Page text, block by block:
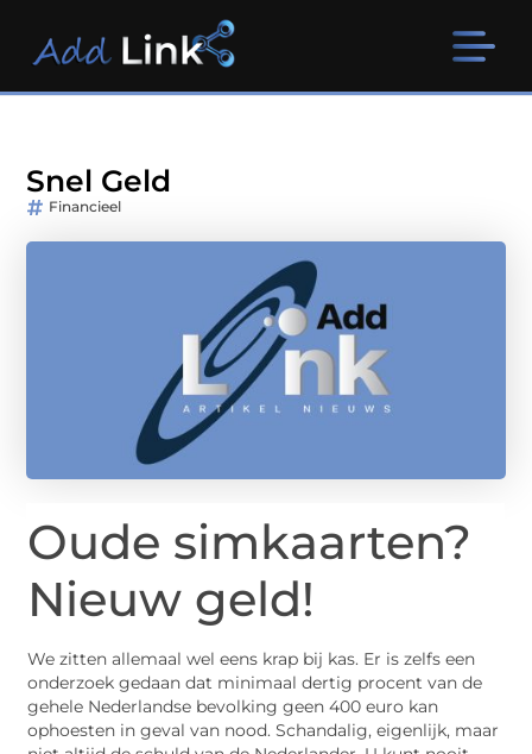
Snel Geld
Financieel
Oude simkaarten?
Nieuw geld!
We zitten allemaal wel eens krap bij kas. Er is zelfs een
onderzoek gedaan dat minimaal dertig procent van de
gehele Nederlandse bevolking geen 400 euro kan
ophoesten in geval van nood. Schandalig, eigenlijk, maar